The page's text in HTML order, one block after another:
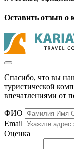
Оставить отзыв о
Спасибо, что вы
туристической
впечатлениями от
ФИО
Email
Оценка